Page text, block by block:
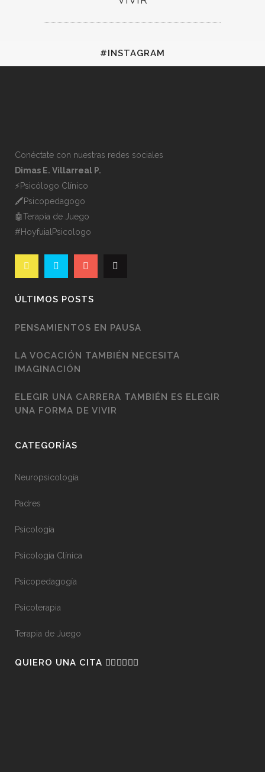
#INSTAGRAM
Conéctate con nuestras redes sociales
Dimas E. Villarreal P.
⚡️Psicólogo Clínico
🖍Psicopedagogo
🤖Terapia de Juego
#HoyfuialPsicologo
ÚLTIMOS POSTS
PENSAMIENTOS EN PAUSA
LA VOCACIÓN TAMBIÉN NECESITA
IMAGINACIÓN
ELEGIR UNA CARRERA TAMBIÉN ES ELEGIR
UNA FORMA DE VIVIR
CATEGORÍAS
Neuropsicología
Padres
Psicología
Psicología Clínica
Psicopedagogía
Psicoterapia
Terapia de Juego
QUIERO UNA CITA 👇🏼👇🏼👇🏼